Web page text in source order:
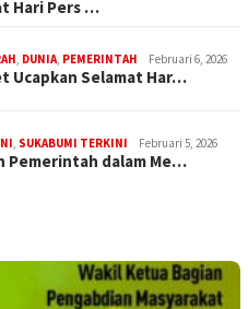
Hari Pers …
, DUNIA, PEMERINTAH Februari 6, 2026
Ucapkan Selamat Har…
, SUKABUMI TERKINI Februari 5, 2026
Pemerintah dalam Me…